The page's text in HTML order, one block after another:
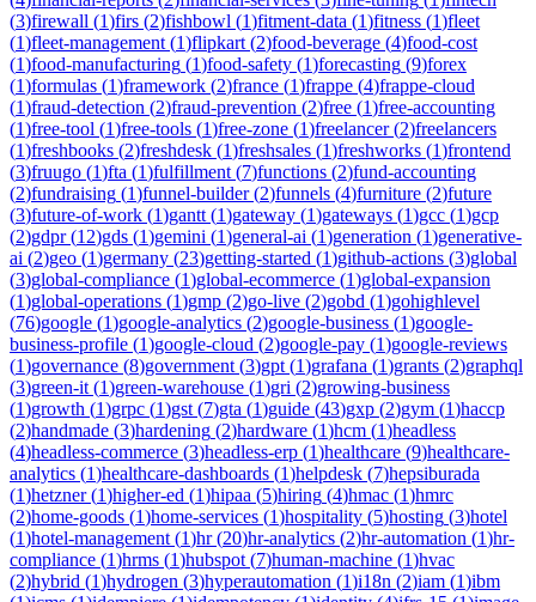
(3)firewall (1)firs (2)fishbowl (1)fitment-data (1)fitness (1)fleet
(1)fleet-management (1)flipkart (2)food-beverage (4)food-cost
(1)food-manufacturing (1)food-safety (1)forecasting (9)forex
(1)formulas (1)framework (2)france (1)frappe (4)frappe-cloud
(1)fraud-detection (2)fraud-prevention (2)free (1)free-accounting
(1)free-tool (1)free-tools (1)free-zone (1)freelancer(2)freelancers
(1)freshbooks (2)freshdesk (1)freshsales (1)freshworks (1)frontend
(3)fruugo (1)fta (1)fulfillment (7)functions (2)fund-accounting
(2)fundraising (1)funnel-builder(2)funnels (4)furniture (2)future
(3)future-of-work (1)gantt (1)gateway (1)gateways (1)gcc (1)gcp
(2)gdpr(12)gds (1)gemini (1)general-ai (1)generation (1)generative-
ai (2)geo (1)germany (23)getting-started (1)github-actions (3)global
(3)global-compliance (1)global-ecommerce (1)global-expansion
(1)global-operations (1)gmp (2)go-live (2)gobd (1)gohighlevel
(76)google (1)google-analytics (2)google-business (1)google-
business-profile (1)google-cloud (2)google-pay (1)google-reviews
(1)governance (8)government (3)gpt (1)grafana (1)grants (2)graphql
(3)green-it (1)green-warehouse (1)gri (2)growing-business
(1)growth (1)grpc (1)gst (7)gta (1)guide (43)gxp (2)gym (1)haccp
(2)handmade (3)hardening (2)hardware (1)hcm (1)headless
(4)headless-commerce (3)headless-erp (1)healthcare (9)healthcare-
analytics (1)healthcare-dashboards (1)helpdesk (7)hepsiburada
(1)hetzner(1)higher-ed (1)hipaa (5)hiring (4)hmac (1)hmrc
(2)home-goods (1)home-services (1)hospitality (5)hosting (3)hotel
(1)hotel-management (1)hr(20)hr-analytics (2)hr-automation (1)hr-
compliance (1)hrms (1)hubspot (7)human-machine (1)hvac
(2)hybrid (1)hydrogen (3)hyperautomation (1)i18n (2)iam (1)ibm